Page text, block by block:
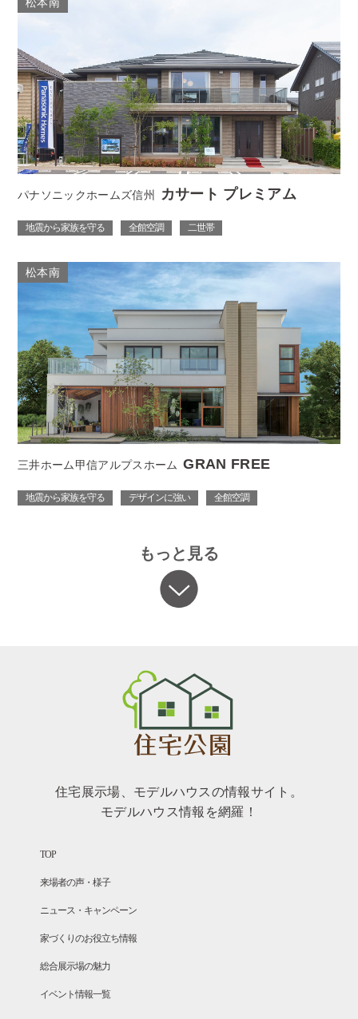
パナソニックホームズ信州 カサート プレミアム
地震から家族を守る 全館空調 二世帯
松本南
三井ホーム甲信アルプスホーム GRAN FREE
地震から家族を守る デザインに強い 全館空調
住宅展示場、モデルハウスの情報サイト。
モデルハウス情報を網羅！
TOP
来場者の声・様子
ニュース・キャンペーン
家づくりのお役立ち情報
総合展示場の魅力
イベント情報一覧